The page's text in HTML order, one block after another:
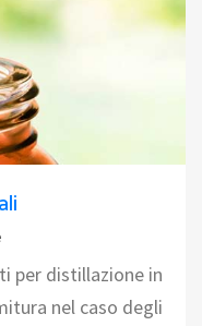
per distillazione in
nel caso degli